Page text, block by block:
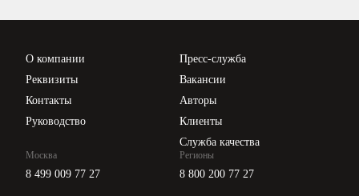
О компании
Реквизиты
Контакты
Руководство
Пресс-служба
Вакансии
Авторы
Клиенты
Служба качества
Москва
8 499 009 77 27
Регионы
8 800 200 77 27